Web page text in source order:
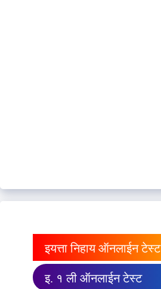
इयत्ता निहाय ऑनलाईन टेस्ट
इ. १ ली ऑनलाईन टेस्ट